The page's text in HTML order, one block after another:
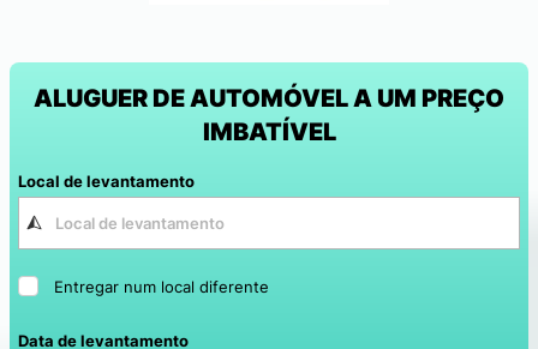
ALUGUER DE AUTOMÓVEL A UM PREÇO
IMBATÍVEL
Local de levantamento
Entregar num local diferente
Data de levantamento